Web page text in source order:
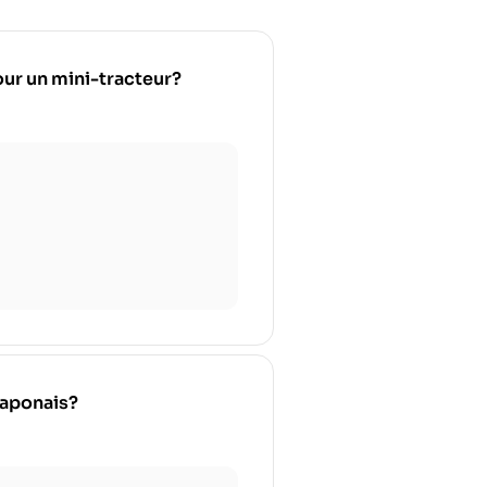
un mini-tracteur?